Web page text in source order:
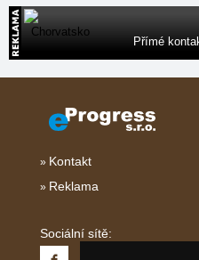
Přímé
Kontakt
Reklama
Sociální sítě: